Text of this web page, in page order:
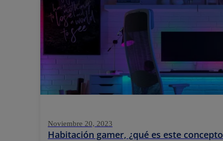
Noviembre 20, 2023
Habitación gamer, ¿qué es este